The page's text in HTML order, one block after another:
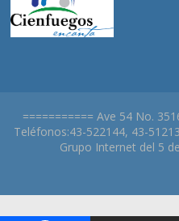
=========== Ave 54 No.
Teléfonos:43-522144, 43-
Grupo Internet del 5